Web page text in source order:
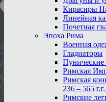
Кирасиры
Линейная
Почетная
Эпоха Рима
Военная
Гладиаторы
Римская
Римская
236 – 565 г.г.
Римские